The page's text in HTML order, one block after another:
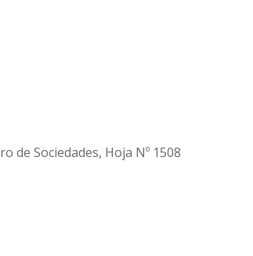
de Sociedades, Hoja Nº 1508